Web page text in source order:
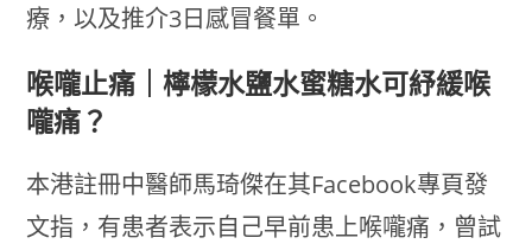
療，以及推介3日感冒餐單。
喉嚨止痛｜檸檬水鹽水蜜糖水可紓緩喉
嚨痛？
本港註冊中醫師馬琦傑在其Facebook專頁發
文指，有患者表示自己早前患上喉嚨痛，曾試